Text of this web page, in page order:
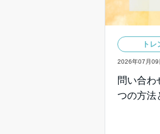
トレ
2026年07月09
問い合わ
つの方法